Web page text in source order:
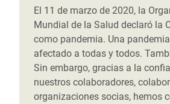
El 11 de marzo de 2020, la
Mundial de la Salud declaró la
como pandemia. Una
afectado a todas y todos.
Sin embargo, gracias a la
nuestros colaboradores,
organizaciones socias, hemos